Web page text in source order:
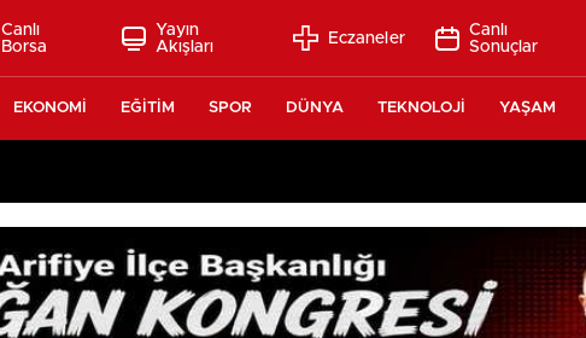
Canlı
Borsa
Yayın
Akışları
Eczaneler
Canlı
Sonuçlar
EKONOMİ EĞİTİM SPOR DÜNYA TEKNOLOJİ YAŞAM